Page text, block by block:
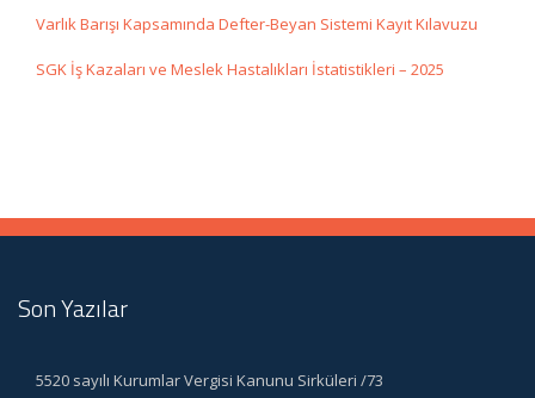
Varlık Barışı Kapsamında Defter-Beyan Sistemi Kayıt Kılavuzu
SGK İş Kazaları ve Meslek Hastalıkları İstatistikleri – 2025
Son Yazılar
5520 sayılı Kurumlar Vergisi Kanunu Sirküleri /73